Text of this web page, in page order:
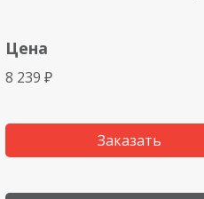
Цена
8 239 ₽
Заказать